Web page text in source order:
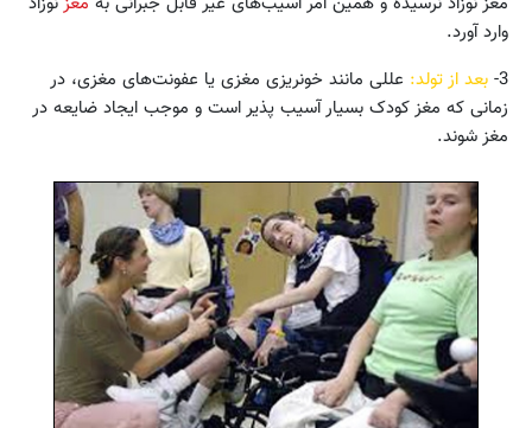
وارد آورد.
3- بعد از تولد: عللی مانند خونریزی مغزی یا عفونت‌های مغزی، در
زمانی که مغز کودک بسیار آسیب پذیر است و موجب ایجاد ضایعه در
مغز شوند.